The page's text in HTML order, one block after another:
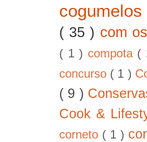
cogumelos
( 35 ) com
( 1 ) compota (
concurso ( 1 )
( 9 )
Cook &
corneto ( 1 )